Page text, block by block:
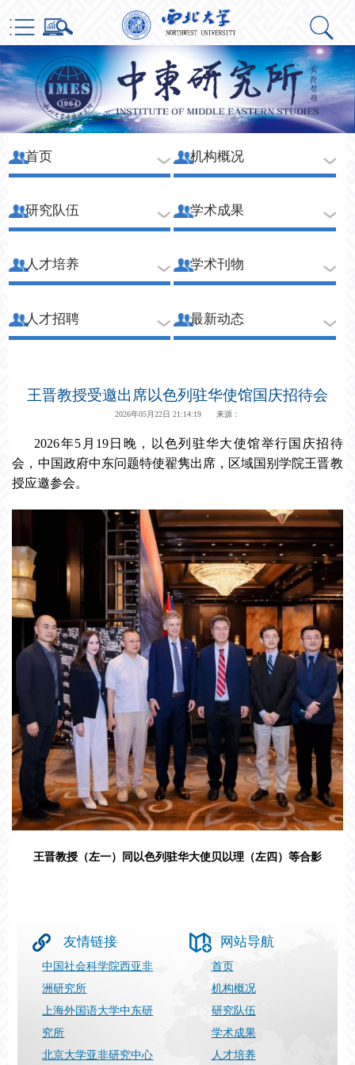
首页 机构概况
研究队伍 学术成果
人才培养 学术刊物
人才招聘 最新动态
王晋教授受邀出席以色列驻华使馆国庆招待会
2026年05月22日 21:14:19 来源：
2026年5月19日晚，以色列驻华大使馆举行国庆招待
会，中国政府中东问题特使翟隽出席，区域国别学院王晋教
授应邀参会。
王晋教授（左一）同以色列驻华大使贝以理（左四）等合影
友情链接
中国社会科学院西亚非
洲研究所
上海外国语大学中东研
究所
北京大学亚非研究中心
网站导航
首页
机构概况
研究队伍
学术成果
人才培养